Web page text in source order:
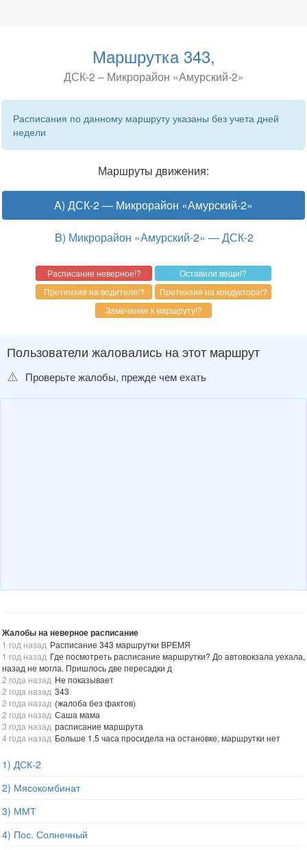
Маршрутка 343,
ДСК-2 – Микрорайон «Амурский-2»
Расписания по данному маршруту указаны без учета дней
недели
Маршруты движения:
A) ДСК-2 — Микрорайон «Амурский-2»
B) Микрорайон «Амурский-2» — ДСК-2
Пользователи жаловались на этот маршрут
⚠️
Проверьте жалобы, прежде чем ехать
Жалобы на неверное расписание
1 год назад Расписание 343 маршрутки ВРЕМЯ
1 год назад Где посмотреть расписание маршрутки? До автовокзала уехала,
назад не могла. Пришлось две пересадки д
2 года назад Не показывает
2 года назад 343
2 года назад (жалоба без фактов)
2 года назад Саша мама
3 года назад расписание маршрута
4 года назад Больше 1,5 часа просидела на остановке, маршрутки нет
1) ДСК-2
2) Мясокомбинат
3) ММТ
4) Пос. Солнечный